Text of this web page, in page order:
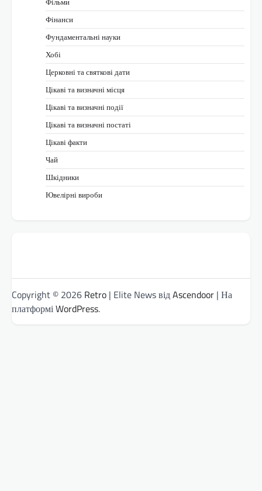
Фінанси
Фундаментальні науки
Хобі
Церковні та святкові дати
Цікаві та визначні місця
Цікаві та визначні події
Цікаві та визначні постаті
Цікаві факти
Чай
Шкідники
Ювелірні вироби
Copyright © 2026 Retro | Elite News відAscendoor | На
платформіWordPress.